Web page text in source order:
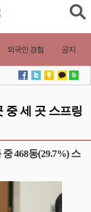
외국인 경험 공지
중 세 곳 스프링
중 468동(29.7%) 스